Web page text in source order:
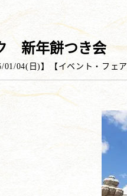
新年餅つき会
01/04(日)】 【 イベント・フェア